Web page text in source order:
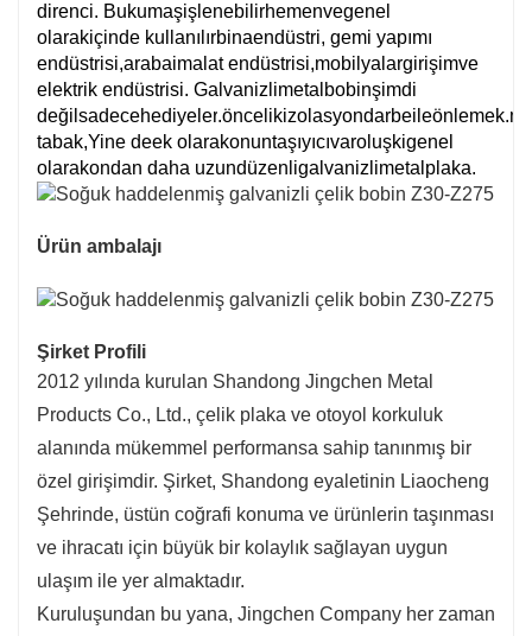
direnci. Bukumaşişlenebilirhemenvegenel
olarakiçinde kullanılırbinaendüstri, gemi yapımı
endüstrisi,arabaimalat endüstrisi,mobilyalargirişimve
elektrik endüstrisi. Galvanizlimetal bobinşimdi
değil sadecehediyeler.öncelikizolasyondarbeileönlemek.
tabak,Yine deek olarakonuntaşıyıcıvaroluşkigenel
olarakondan daha uzundüzenligalvanizlimetal plaka.
Ürün ambalajı
Şirket Profili
2012 yılında kurulan Shandong Jingchen Metal
Products Co., Ltd., çelik plaka ve otoyol korkuluk
alanında mükemmel performansa sahip tanınmış bir
özel girişimdir. Şirket, Shandong eyaletinin Liaocheng
Şehrinde, üstün coğrafi konuma ve ürünlerin taşınması
ve ihracatı için büyük bir kolaylık sağlayan uygun
ulaşım ile yer almaktadır.
Kuruluşundan bu yana, Jingchen Company her zaman